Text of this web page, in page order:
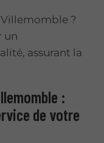
Villemomble ?
un
assurant la
:
de votre